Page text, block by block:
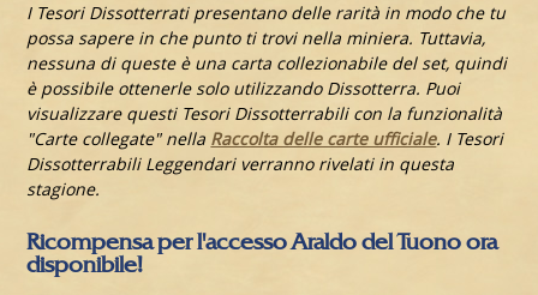
I Tesori Dissotterrati presentano delle rarità in modo che tu
possa sapere in che punto ti trovi nella miniera. Tuttavia,
nessuna di queste è una carta collezionabile del set, quindi
è possibile ottenerle solo utilizzando Dissotterra. Puoi
visualizzare questi Tesori Dissotterrabili con la funzionalità
"Carte collegate" nella Raccolta delle carte ufficiale. I Tesori
Dissotterrabili Leggendari verranno rivelati in questa
stagione.
Ricompensa per l'accesso Araldo del Tuono ora
disponibile!